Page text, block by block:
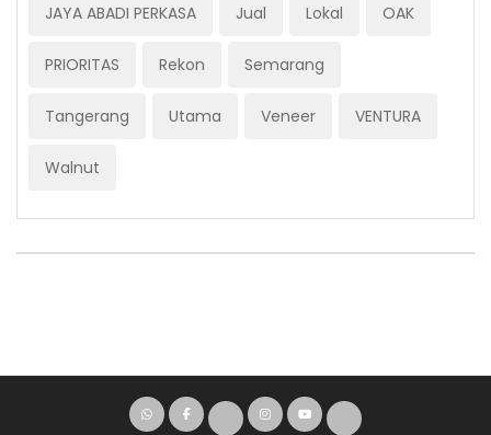
JAYA ABADI PERKASA Jual Lokal OAK
PRIORITAS Rekon Semarang
Tangerang Utama Veneer VENTURA
Walnut